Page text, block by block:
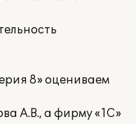
8» оцениваем
А.В., а фирму «1С»